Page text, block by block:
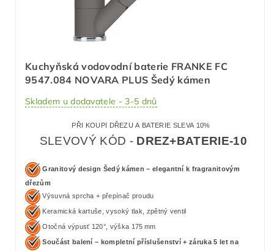
Kuchyňská vodovodní baterie FRANKE FC
9547.084 NOVARA PLUS Šedý kámen
Skladem u dodavatele - 3-5 dnů
PŘI KOUPI DŘEZU A BATERIE SLEVA 10%
SLEVOVÝ KÓD - DREZ+BATERIE-10
Granitový design Šedý kámen – elegantní k fragranitovým
dřezům
Výsuvná sprcha + přepínač proudu
Keramická kartuše, vysoký tlak, zpětný ventil
Otočná výpusť 120°, výška 175 mm
Součást balení – kompletní příslušenství + záruka 5 let na